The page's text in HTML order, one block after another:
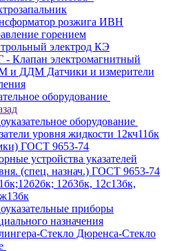
розжига ИВН
горением
электрод КЭ
- Клапан электромагнитный
и ДДМ Датчики и измерители
оборудование
оборудование
уровня жидкости 12кч11бк
ГОСТ 9653-74
устройства указателей
(спец. назнач.) ГОСТ 9653-74
12б3бк, 12с13бк,
приборы
назначения
Стекло Дюренса-Стекло